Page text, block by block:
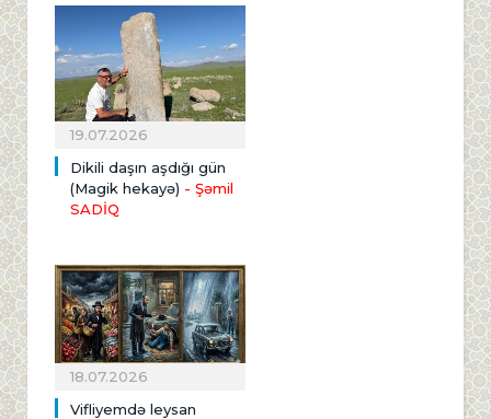
19.07.2026
Dikili daşın aşdığı gün
(Magik hekayə) - Şəmil
SADİQ
18.07.2026
Vifliyemdə leysan